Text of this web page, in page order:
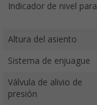
Indicador de nivel para
Altura del asiento
Sistema de enjuague
Válvula de alivio de
presión